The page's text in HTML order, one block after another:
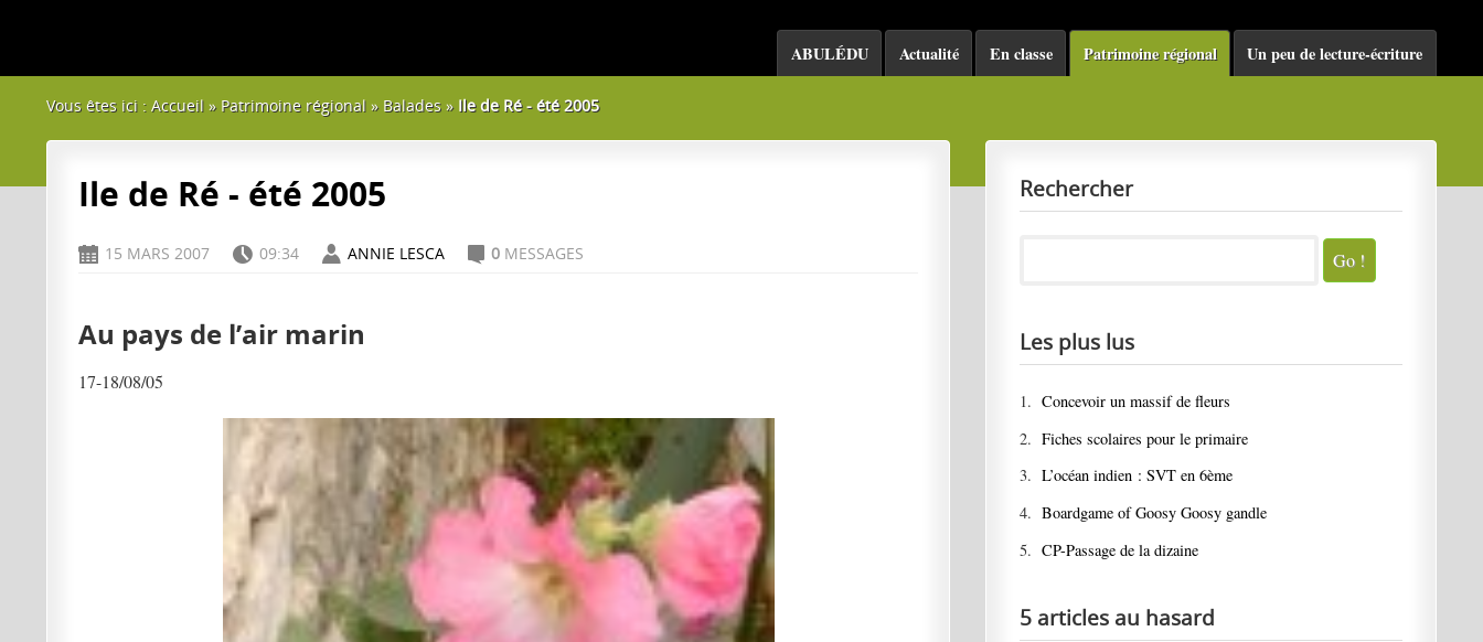
Un peu de lecture-écriture
Patrimoine régional
En classe
Actualité
ABULÉDU
Vous êtes ici : Accueil » Patrimoine régional » Balades » Ile de Ré - été 2005
Ile de Ré - été 2005
D 15 MARS 2007 H 09:34 A ANNIE LESCA C 0MESSAGES
Au pays de l’air marin
17-18/08/05
Rechercher
Les plus lus
1.Concevoir un massif de fleurs
2.Fiches scolaires pour le primaire
3.L’océan indien : SVT en 6ème
4.Boardgame of Goosy Goosy gandle
5.CP-Passage de la dizaine
5 articles au hasard